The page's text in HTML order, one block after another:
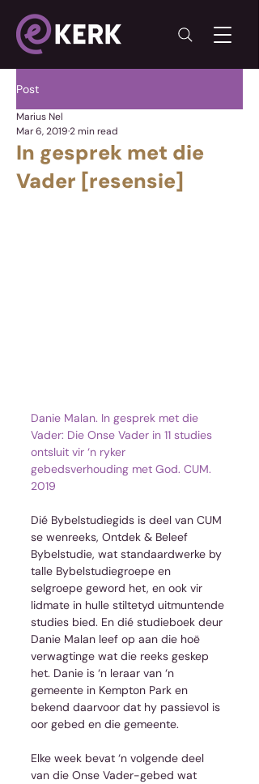
Post
In gesprek met die
Vader [resensie]
Marius Nel
Mar 6, 20192 min read
Danie Malan. In gesprek met die
Vader: Die Onse Vader in 11 studies
ontsluit vir ‘n ryker
gebedsverhouding met God. CUM.
2019
Dié Bybelstudiegids is deel van CUM
se wenreeks, Ontdek & Beleef
Bybelstudie, wat standaardwerke by
talle Bybelstudiegroepe en
selgroepe geword het, en ook vir
lidmate in hulle stiltetyd uitmuntende
studies bied. En dié studieboek deur
Danie Malan leef op aan die hoë
verwagtinge wat die reeks geskep
het. Danie is ‘n leraar van ‘n
gemeente in Kempton Park en
bekend daarvoor dat hy passievol is
oor gebed en die gemeente.
Elke week bevat ‘n volgende deel
van die Onse Vader-gebed wat